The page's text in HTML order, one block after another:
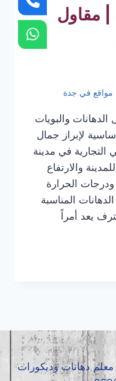
| مقاول
في جدة
الدهانات والبويات
لإبراز جمال
التجارية في مدينة
والارتفاع
الحرارة
المناسبة
يعد أمراً
جميع الحقوق محفوظة © 2026 معلم دهانات وديكورات